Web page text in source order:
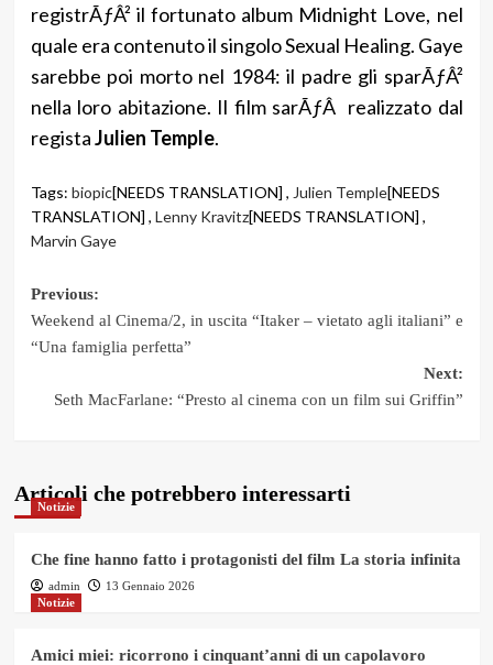
registrÃƒÂ² il fortunato album Midnight Love, nel
quale era contenuto il singolo Sexual Healing. Gaye
sarebbe poi morto nel 1984: il padre gli sparÃƒÂ²
nella loro abitazione. Il film sarÃƒÂ realizzato dal
registaJulien Temple.
Tags: biopic[NEEDS TRANSLATION] , Julien Temple[NEEDS
TRANSLATION] , Lenny Kravitz[NEEDS TRANSLATION] ,
Marvin Gaye
Post
navigation
Previous:
Weekend al Cinema/2, in uscita “Itaker – vietato agli italiani” e
“Una famiglia perfetta”
Next:
Seth MacFarlane: “Presto al cinema con un film sui Griffin”
Articoli che potrebbero interessarti
Notizie
Che fine hanno fatto i protagonisti del film La storia infinita
admin
13 Gennaio 2026
Notizie
Amici miei: ricorrono i cinquant’anni di un capolavoro